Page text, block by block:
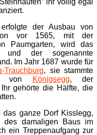
der Ausbau von
vor 1565, mit der
Paumgarten, wird das
der sogenannte
Im Jahr 1687 wurde für
Trauchburg, sie stammte
von
Königsegg, der
gehörte die Hälfte, die
das ganze Dorf Kisslegg,
damaligen Baus im
ein Treppenaufgang zur